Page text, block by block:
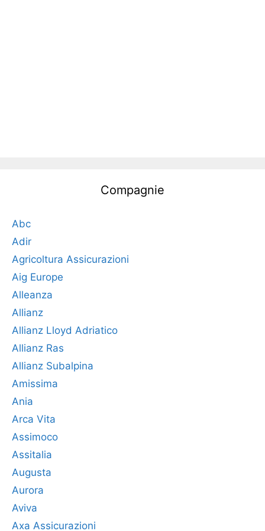
Compagnie
Abc
Adir
Agricoltura Assicurazioni
Aig Europe
Alleanza
Allianz
Allianz Lloyd Adriatico
Allianz Ras
Allianz Subalpina
Amissima
Ania
Arca Vita
Assimoco
Assitalia
Augusta
Aurora
Aviva
Axa Assicurazioni